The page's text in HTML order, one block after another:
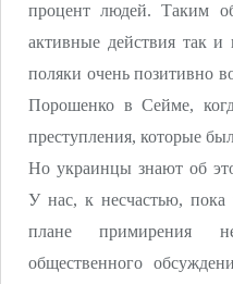
процент людей. Таким
активные действия так
поляки очень позитивно
Порошенко в Сейме,
преступления, которые
Но украинцы знают об
У нас, к несчастью, пока
плане примирения
общественного